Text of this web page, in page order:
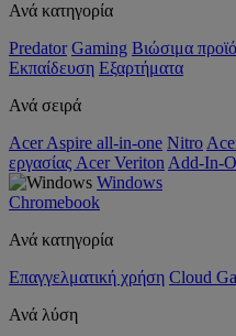
Ανά κατηγορία
Predator Gaming Βιώσιμα
Εκπαίδευση Εξαρτήματα
Ανά σειρά
Acer Aspire all-in-one Nitro
εργασίας Acer Veriton Add-In-
Windows
Chromebook
Ανά κατηγορία
Επαγγελματική χρήση Cloud
Ανά λύση